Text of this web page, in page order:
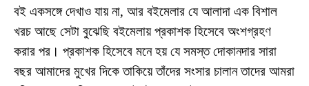
ব‌ই একসঙ্গে দেখাও যায় না, আর ব‌ইমেলার যে আলাদা এক বিশাল
খরচ আছে সেটা বুঝেছি ব‌ইমেলায় প্রকাশক হিসেবে অংশগ্রহণ
করার পর। প্রকাশক হিসেবে মনে হয় যে সমস্ত দোকানদার সারা
বছর আমাদের মুখের দিকে তাকিয়ে তাঁদের সংসার চালান তাদের আমরা